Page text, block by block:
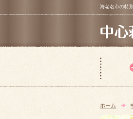
海老名市の特
ホーム